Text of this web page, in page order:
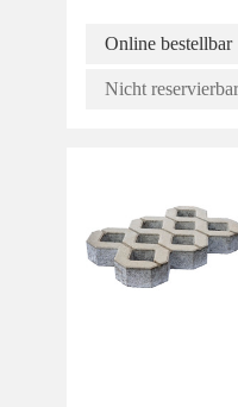
Online bestellbar
Nicht reservierbar